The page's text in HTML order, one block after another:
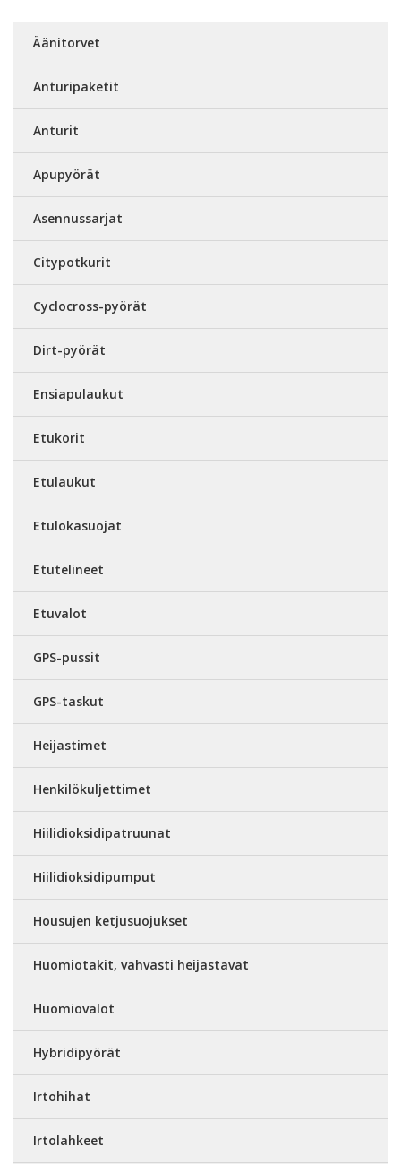
Äänitorvet
Anturipaketit
Anturit
Apupyörät
Asennussarjat
Citypotkurit
Cyclocross-pyörät
Dirt-pyörät
Ensiapulaukut
Etukorit
Etulaukut
Etulokasuojat
Etutelineet
Etuvalot
GPS-pussit
GPS-taskut
Heijastimet
Henkilökuljettimet
Hiilidioksidipatruunat
Hiilidioksidipumput
Housujen ketjusuojukset
Huomiotakit, vahvasti heijastavat
Huomiovalot
Hybridipyörät
Irtohihat
Irtolahkeet